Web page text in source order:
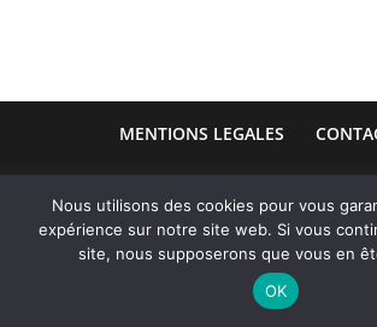
MENTIONS LEGALES
Nous utilisons des cookies pour vous
expérience sur notre site web. Si vous
site, nous supposerons que vous en
OK